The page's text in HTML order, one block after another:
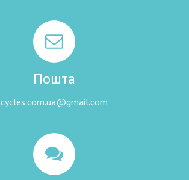
Пошта
cycles.com.ua@gmail.com